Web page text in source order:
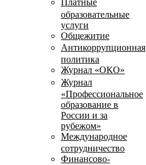
Платные
образовательные
услуги
Общежитие
Антикоррупционная
политика
Журнал «ОКО»
Журнал
«Профессиональное
образование в
России и за
рубежом»
Международное
сотрудничество
Финансово-